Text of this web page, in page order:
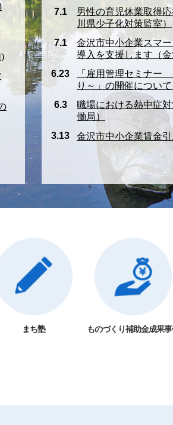
7.1
男性の育児休業取得
川県少子化対策監室）
7.1
金沢市中小企業スマ
導入を支援します（金
6.23
「雇用管理セミナー
り～」の開催について
6.3
職場における熱中症
働局）
3.13
金沢市中小企業賃金
まち塾 ものづくり補助金成果事